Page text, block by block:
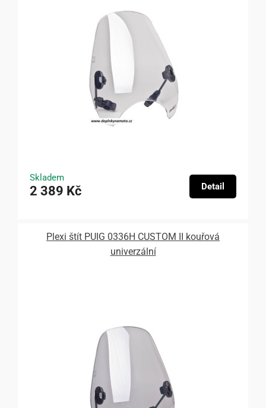
Skladem
2 389 Kč Detail
Plexi štít PUIG 0336H CUSTOM II kouřová
univerzální